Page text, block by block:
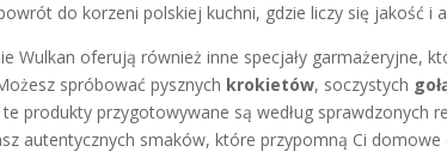
do korzeni polskiej kuchni, gdzie liczy się jakość i
Wulkan oferują również inne specjały garmażeryjne,
spróbować pysznych krokietów, soczystych
te produkty przygotowywane są według sprawdzonych
autentycznych smaków, które przypomną Ci